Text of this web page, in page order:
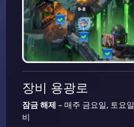
장비 용광로
잠금 해제 – 매주 금요일, 토요일
비